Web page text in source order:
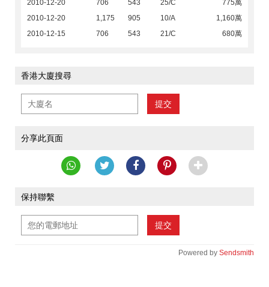
2010-12-20
706 543 25/C
775萬
2010-12-20
1,175 905 10/A
1,160萬
2010-12-15
706 543 21/C 680萬
香港大廈搜尋
提交
分享此頁面
保持聯繫
提交
Powered by Sendsmith